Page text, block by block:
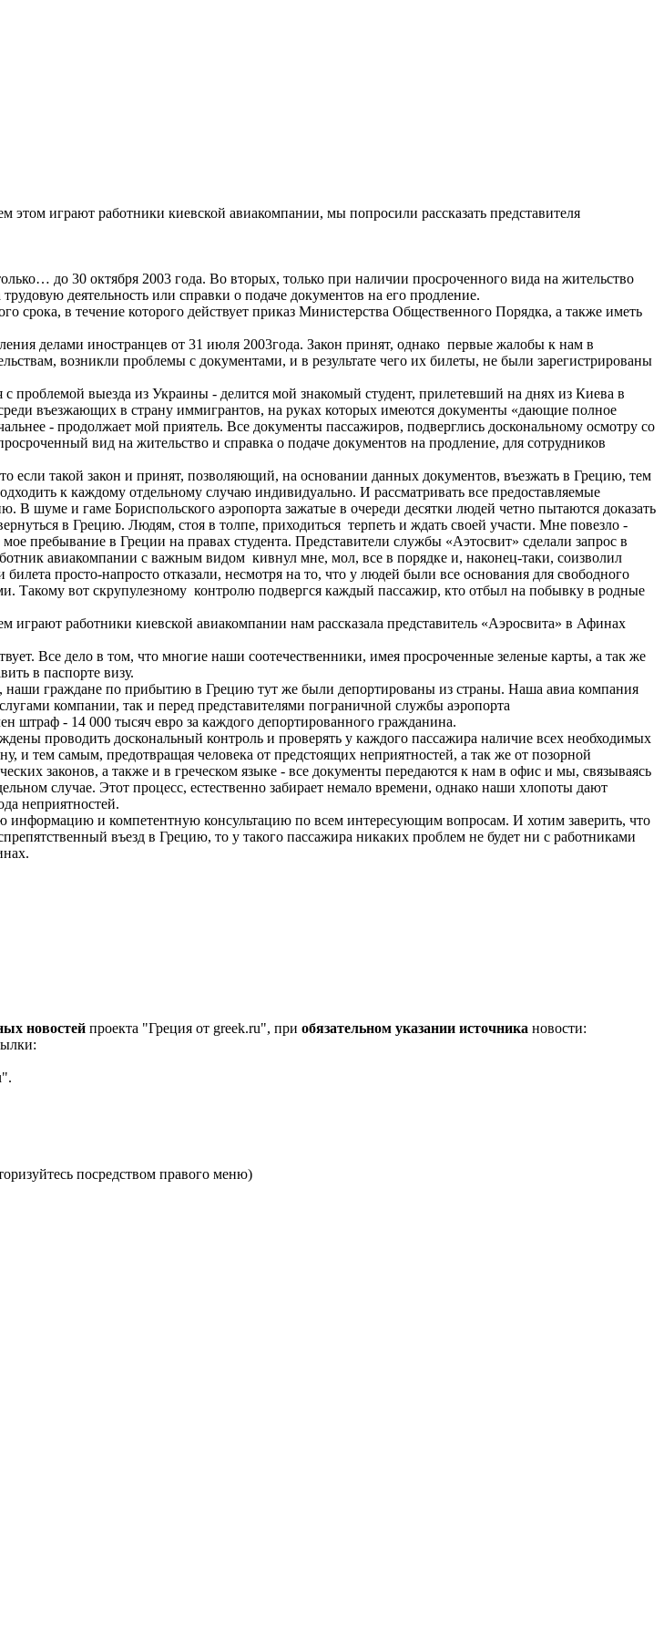
играют работники киевской авиакомпании, мы попросили рассказать представителя
до 30 октября 2003 года. Во вторых, только при наличии просроченного вида на жительство
деятельность или справки о подаче документов на его продление.
в течение которого действует приказ Министерства Общественного Порядка, а также иметь
делами иностранцев от 31 июля 2003года. Закон принят, однако первые жалобы к нам в
возникли проблемы с документами, и в результате чего их билеты, не были зарегистрированы
проблемой выезда из Украины - делится мой знакомый студент, прилетевший на днях из Киева в
въезжающих в страну иммигрантов, на руках которых имеются документы «дающие полное
- продолжает мой приятель. Все документы пассажиров, подверглись доскональному осмотру со
вид на жительство и справка о подаче документов на продление, для сотрудников
если такой закон и принят, позволяющий, на основании данных документов, въезжать в Грецию, тем
к каждому отдельному случаю индивидуально. И рассматривать все предоставляемые
В шуме и гаме Бориспольского аэропорта зажатые в очереди десятки людей четно пытаются доказать
в Грецию. Людям, стоя в толпе, приходиться терпеть и ждать своей участи. Мне повезло -
пребывание в Греции на правах студента. Представители службы «Аэтоcвит» сделали запрос в
авиакомпании с важным видом кивнул мне, мол, все в порядке и, наконец-таки, соизволил
просто-напросто отказали, несмотря на то, что у людей были все основания для свободного
Такому вот скрупулезному контролю подвергся каждый пассажир, кто отбыл на побывку в родные
играют работники киевской авиакомпании нам рассказала представитель «Аэроcвита» в Афинах
Все дело в том, что многие наши соотечественники, имея просроченные зеленые карты, а так же
в паспорте визу.
наши граждане по прибытию в Грецию тут же были депортированы из страны. Наша авиа компания
компании, так и перед представителями пограничной службы аэропорта
штраф - 14 000 тысяч евро за каждого депортированного гражданина.
проводить доскональный контроль и проверять у каждого пассажира наличие всех необходимых
и тем самым, предотвращая человека от предстоящих неприятностей, а так же от позорной
законов, а также и в греческом языке - все документы передаются к нам в офис и мы, связываясь
случае. Этот процесс, естественно забирает немало времени, однако наши хлопоты дают
неприятностей.
и компетентную консультацию по всем интересующим вопросам. И хотим заверить, что
въезд в Грецию, то у такого пассажира никаких проблем не будет ни с работниками
новостей проекта "Греция от greek.ru", при обязательном указании источника новости:
посредством правого меню)